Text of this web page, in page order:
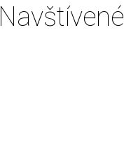
Navštívené